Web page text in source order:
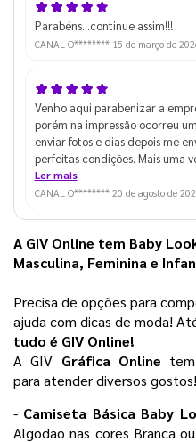
Parabéns...continue assim!!!
CANAL O******** 15 de março de
Venho aqui parabenizar a
porém na impressão ocorreu
enviar fotos e dias depois me
perfeitas condições. Mais uma
ter certeza que não ganhou um
parceiro que terá o prazer de
Ler mais
CANAL O******** 20 de agosto de
A GIV Online tem Baby
Masculina, Feminina e
Precisa de opções para
ajuda com dicas de moda!
tudo é GIV Online!
A GIV Gráfica Online tem
para atender diversos
- Camiseta Básica Baby
Algodão nas cores Branca